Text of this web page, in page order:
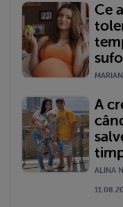
Ce
A
ALINA